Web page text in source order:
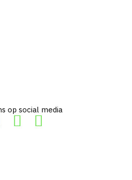
op social media